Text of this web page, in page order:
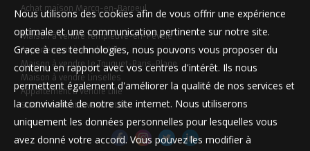
Achat maison Marcq-en-Baroeul
Maison à vendre Templeuve-en-Pévèle
Appartement à vendre Lille
Maison à vendre Le Touquet-Paris-Plage
Maison à vendre Linselles
Appartement à vendre Lille
Stationnement à vendre Lille
Nous utilisons des cookies afin de vous offrir une expérience
optimale et une communication pertinente sur notre site.
Grace à ces technologies, nous pouvons vous proposer du
contenu en rapport avec vos centres d'intérêt. Ils nous
permettent également d'améliorer la qualité de nos services et
la convivialité de notre site internet. Nous utiliserons
uniquement les données personnelles pour lesquelles vous
avez donné votre accord. Vous pouvez les modifier à